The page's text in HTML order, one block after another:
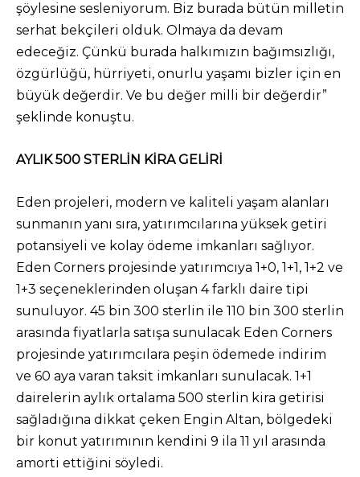
şöylesine sesleniyorum. Biz burada bütün milletin
serhat bekçileri olduk. Olmaya da devam
edeceğiz. Çünkü burada halkımızın bağımsızlığı,
özgürlüğü, hürriyeti, onurlu yaşamı bizler için en
büyük değerdir. Ve bu değer milli bir değerdir”
şeklinde konuştu.
AYLIK 500 STERLİN KİRA GELİRİ
Eden projeleri, modern ve kaliteli yaşam alanları
sunmanın yanı sıra, yatırımcılarına yüksek getiri
potansiyeli ve kolay ödeme imkanları sağlıyor.
Eden Corners projesinde yatırımcıya 1+0, 1+1, 1+2 ve
1+3 seçeneklerinden oluşan 4 farklı daire tipi
sunuluyor. 45 bin 300 sterlin ile 110 bin 300 sterlin
arasında fiyatlarla satışa sunulacak Eden Corners
projesinde yatırımcılara peşin ödemede indirim
ve 60 aya varan taksit imkanları sunulacak. 1+1
dairelerin aylık ortalama 500 sterlin kira getirisi
sağladığına dikkat çeken Engin Altan, bölgedeki
bir konut yatırımının kendini 9 ila 11 yıl arasında
amorti ettiğini söyledi.